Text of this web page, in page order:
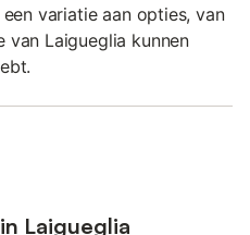
variatie aan opties, van
Laigueglia kunnen
Laigueglia